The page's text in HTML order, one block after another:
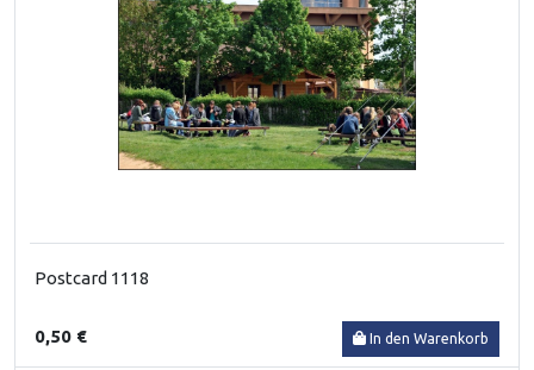
Postcard 1118
0,50 € In den Warenkorb